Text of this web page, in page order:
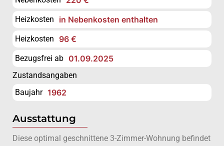
Heizkosten in Nebenkosten enthalten
Heizkosten 96 €
Bezugsfrei ab 01.09.2025
Zustandsangaben
Baujahr 1962
Ausstattung
Diese optimal geschnittene 3-Zimmer-Wohnung befindet